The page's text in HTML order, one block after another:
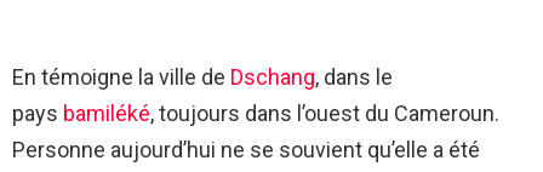
En témoigne la ville de Dschang, dans le
pays bamiléké, toujours dans l’ouest du Cameroun.
Personne aujourd’hui ne se souvient qu’elle a été